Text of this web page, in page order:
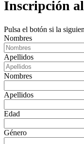
Inscripción
Pulsa el botón si la
Nombres
Apellidos
Nombres
Apellidos
Edad
Género